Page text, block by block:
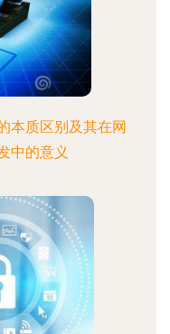
本质区别及其在网
中的意义